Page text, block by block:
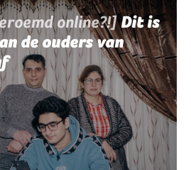
online?!]Dit is
de ouders van